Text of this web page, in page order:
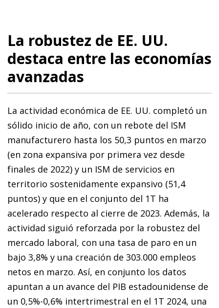
La robustez de EE. UU.
destaca entre las economías
avanzadas
La actividad económica de EE. UU. completó un
sólido inicio de año, con un rebote del ISM
manufacturero hasta los 50,3 puntos en marzo
(en zona expansiva por primera vez desde
finales de 2022) y un ISM de servicios en
territorio sostenidamente expansivo (51,4
puntos) y que en el conjunto del 1T ha
acelerado respecto al cierre de 2023. Además, la
actividad siguió reforzada por la robustez del
mercado laboral, con una tasa de paro en un
bajo 3,8% y una creación de 303.000 em­­pleos
netos en marzo. Así, en conjunto los datos
apuntan a un avance del PIB estadounidense de
un 0,5%-0,6% intertrimestral en el 1T 2024, una